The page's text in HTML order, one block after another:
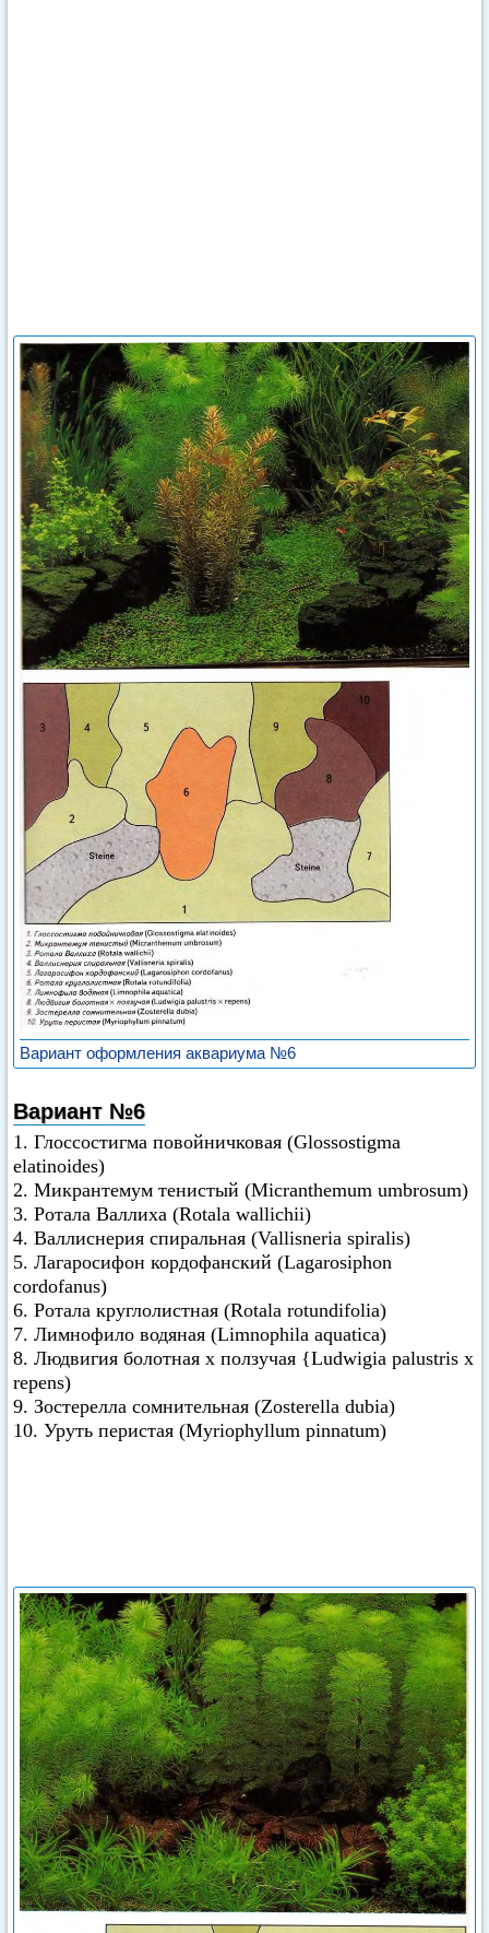
Вариант оформления аквариума №6
Вариант №6
1. Глоссостигма повойничковая (Glossostigma
elatinoides)
2. Микрантемум тенистый (Micranthemum umbrosum)
3. Ротала Валлиха (Rotala wallichii)
4. Валлиснерия спиральная (Vallisneria spiralis)
5. Лагаросифон кордофанский (Lagarosiphon
cordofanus)
6. Ротала круглолистная (Rotala rotundifolia)
7. Лимнофило водяная (Limnophila aquatica)
8. Людвигия болотная х ползучая {Ludwigia palustris х
repens)
9. Зостерелла сомнительная (Zosterella dubia)
10. Уруть перистая (Myriophyllum pinnatum)